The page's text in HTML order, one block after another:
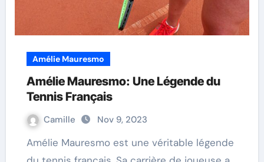
Amélie Mauresmo
Amélie Mauresmo: Une Légende du
Tennis Français
Camille Nov 9, 2023
Amélie Mauresmo est une véritable légende